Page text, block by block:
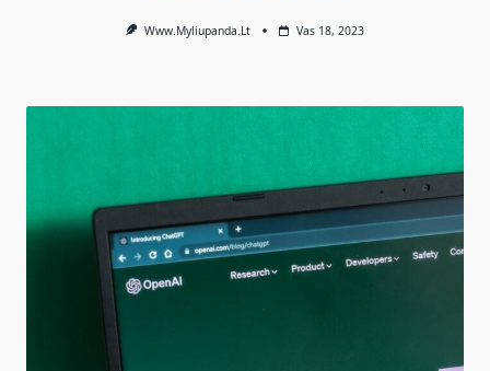
Www.myliupanda.lt Vas 18, 2023